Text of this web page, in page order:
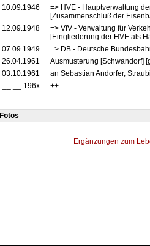
10.09.1946
=> HVE - Hauptverwaltung
[Zusammenschluß der
12.09.1948
=> VfV - Verwaltung für
[Eingliederung der HVE als
07.09.1949
=> DB - Deutsche
26.04.1961
Ausmusterung [Schwandorf]
03.10.1961
an Sebastian Andorfer,
__.__.196x
++
Fotos
Ergänzungen zum